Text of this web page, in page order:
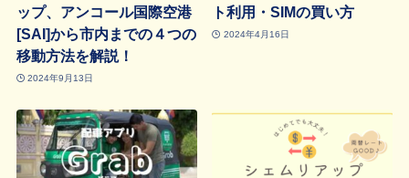
ップ、アンコール国際空港
[SAI]から市内までの４つの
移動方法を解説！
2024年9月13日
ト利用・SIMの買い方
2024年4月16日